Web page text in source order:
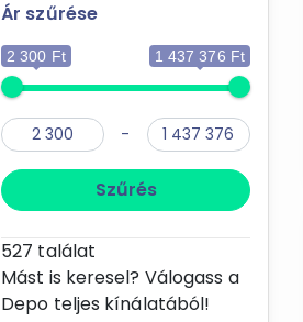
Ár szűrése
2 300 Ft 1 437 376 Ft
-
Szűrés
527 találat
Mást is keresel? Válogass a
Depo teljes kínálatából!